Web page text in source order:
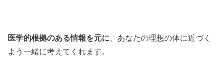
医学的根拠のある情報を元に 、あなたの理想の体に近づく
よう一緒に考えてくれます。